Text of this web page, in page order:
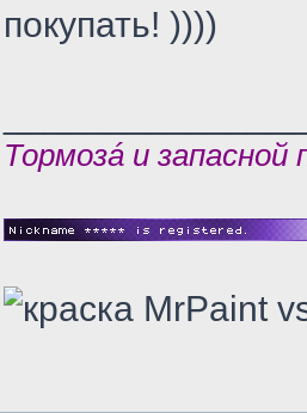
покупать! ))))
Тормозá и